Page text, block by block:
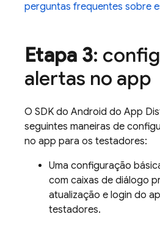
perguntas frequentes sobre
Etapa 3:
alertas no app
O SDK do Android do App
seguintes maneiras de
no app para os testadores:
Uma configuração
com caixas de diálogo
atualização e login do
testadores.